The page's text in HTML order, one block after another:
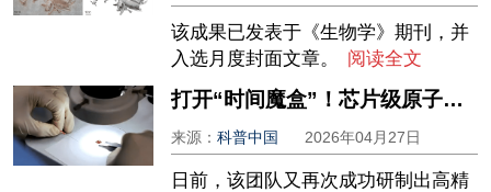
该成果已发表于《生物学》期刊，并
入选月度封面文章。
阅读全文
打开“时间魔盒”！芯片级原子钟有啥“芯”优势？
来源：科普中国 2026年04月27日
日前，该团队又再次成功研制出高精